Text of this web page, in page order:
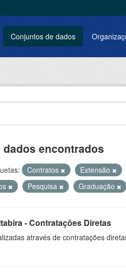
Conjuntos de dados
encontrados
Contratos
Extensão
Pesquisa Graduação
- Contratações Diretas
através de contratações